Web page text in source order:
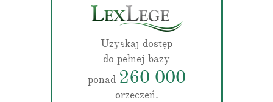
Uzyskaj dostęp
do pełnej bazy
ponad 260 000
orzeczeń.